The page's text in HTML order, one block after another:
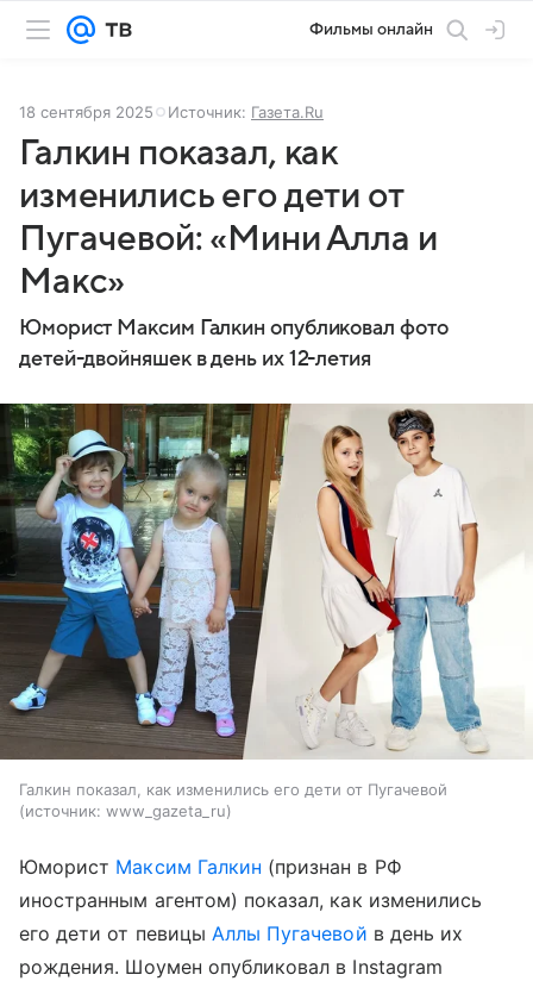
Фильмы онлайн
18 сентября 2025 Источник: Газета.Ru
Галкин показал, как
изменились его дети от
Пугачевой: «Мини Алла и
Макс»
Юморист Максим Галкин опубликовал фото
детей-двойняшек в день их 12-летия
Галкин показал, как изменились его дети от Пугачевой
источник: www_gazeta_ru
Юморист Максим Галкин (признан в РФ
иностранным агентом) показал, как изменились
его дети от певицы Аллы Пугачевой в день их
рождения. Шоумен опубликовал в Instagram